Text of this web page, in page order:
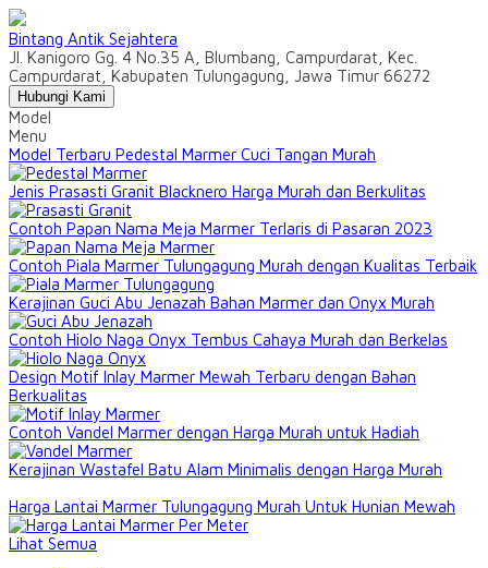
Bintang Antik Sejahtera
Jl. Kanigoro Gg. 4 No.35 A, Blumbang, Campurdarat, Kec.
Campurdarat, Kabupaten Tulungagung, Jawa Timur 66272
Hubungi Kami
Model
Menu
Model Terbaru Pedestal Marmer Cuci Tangan Murah
Jenis Prasasti Granit Blacknero Harga Murah dan Berkulitas
Contoh Papan Nama Meja Marmer Terlaris di Pasaran 2023
Contoh Piala Marmer Tulungagung Murah dengan Kualitas Terbaik
Kerajinan Guci Abu Jenazah Bahan Marmer dan Onyx Murah
Contoh Hiolo Naga Onyx Tembus Cahaya Murah dan Berkelas
Design Motif Inlay Marmer Mewah Terbaru dengan Bahan
Berkualitas
Contoh Vandel Marmer dengan Harga Murah untuk Hadiah
Kerajinan Wastafel Batu Alam Minimalis dengan Harga Murah
Harga Lantai Marmer Tulungagung Murah Untuk Hunian Mewah
Lihat Semua